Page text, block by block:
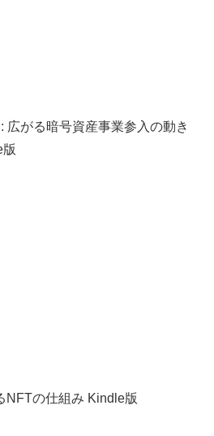
広がる暗号資産事業参入の動き
NFTの仕組み Kindle版